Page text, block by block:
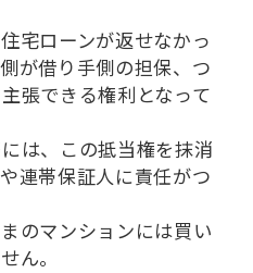
宅ローンが返せなかっ
が借り手側の担保、つ
張できる権利となって
は、この抵当権を抹消
連帯保証人に責任がつ
のマンションには買い
ん。